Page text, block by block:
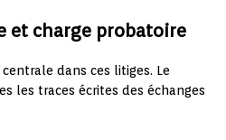
et charge probatoire
dans ces litiges. Le
les traces écrites des échanges